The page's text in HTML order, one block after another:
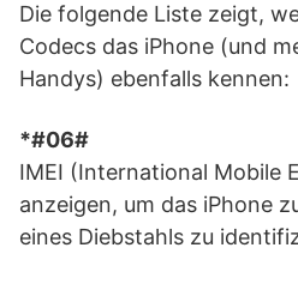
Die folgende Liste zeigt,
Codecs das iPhone (und
Handys) ebenfalls kennen:
*#06#
IMEI (International Mobile
anzeigen, um das iPhone
eines Diebstahls zu